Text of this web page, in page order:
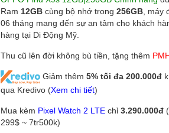
Ram 12GB cùng bộ nhớ trong 256GB , máy
06 tháng mang đến sự an tâm cho khách
hàng tại Di Động Mỹ.
Thu cũ lên đời không bù tiền, tặng thêm
Giảm thêm 5% tối đa 200.000đ
qua Kredivo (Xem chi tiết)
Mua kèm Pixel Watch 2 LTE chỉ 3.290.000đ
299$ ~ 7tr500k)